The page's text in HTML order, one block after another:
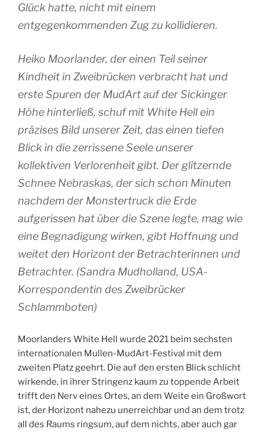
Glück hatte, nicht mit einem
entgegenkommenden Zug zu kollidieren.
Heiko Moorlander, der einen Teil seiner
Kindheit in Zweibrücken verbracht hat und
erste Spuren der MudArt auf der Sickinger
Höhe hinterließ, schuf mit White Hellein
präzises Bild unserer Zeit, das einen tiefen
Blick in die zerrissene Seele unserer
kollektiven Verlorenheit gibt. Der glitzernde
Schnee Nebraskas, der sich schon Minuten
nachdem der Monstertruck die Erde
aufgerissen hat über die Szene legte, mag wie
eine Begnadigung wirken, gibt Hoffnung und
weitet den Horizont der Betrachterinnen und
Betrachter. (Sandra Mudholland, USA-
Korrespondentin des Zweibrücker
Schlammboten)
Moorlanders White Hell wurde 2021 beim sechsten
internationalen Mullen-MudArt-Festival mit dem
zweiten Platz geehrt. Die auf den ersten Blick schlicht
wirkende, in ihrer Stringenz kaum zu toppende Arbeit
trifft den Nerv eines Ortes, an dem Weite ein Großwort
ist, der Horizont nahezu unerreichbar und an dem trotz
all des Raums ringsum, auf dem nichts, aber auch gar